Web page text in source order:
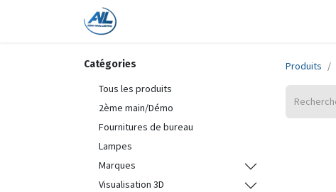
Catégories
Tous les produits
2ème main/Démo
Fournitures de bureau
Lampes
Marques
Visualisation 3D
Produits